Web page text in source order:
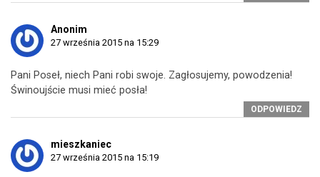
Anonim
27 września 2015 na 15:29
Pani Poseł, niech Pani robi swoje. Zagłosujemy, powodzenia!
Świnoujście musi mieć posła!
ODPOWIEDZ
mieszkaniec
27 września 2015 na 15:19